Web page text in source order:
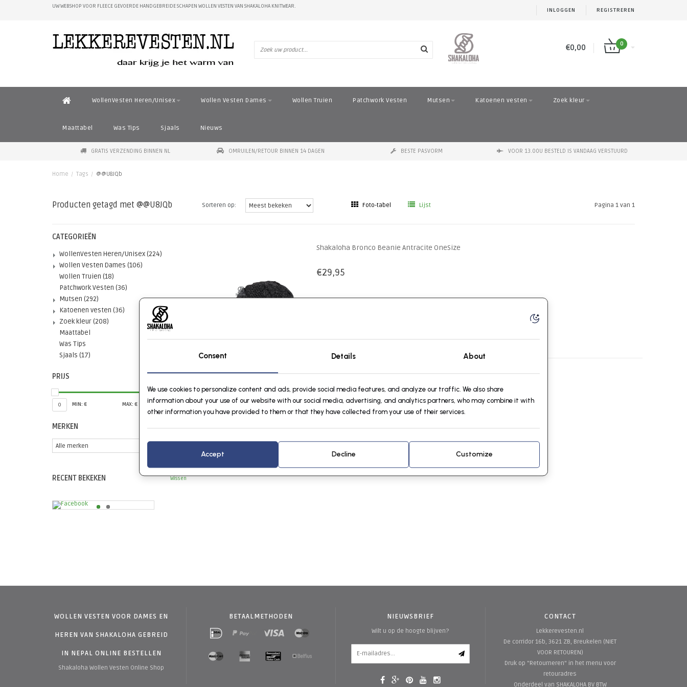
INLOGGEN REGISTREREN
UW WEBSHOP VOOR FLEECE GEVOERDE HANDGEBREIDE SCHAPEN WOLLEN VESTEN VAN SHAKALOHA KNITWEAR.
€0,00 0
WollenVesten Heren/Unisex Wollen Vesten Dames Wollen Truien Patchwork Vesten Mutsen Katoenen vesten Zoek kleur
Maattabel Was Tips Sjaals Nieuws
GRATIS VERZENDING BINNEN NL OMRUILEN/RETOUR BINNEN 14 DAGEN BESTE PASVORM VOOR 13.00U BESTELD IS VANDAAG VERSTUURD
Home / Tags / @@U8JQb
Producten getagd met @@U8JQb Sorteren op: Foto-tabel Lijst Pagina 1 van 1
CATEGORIEËN
WollenVesten Heren/Unisex(224)
Wollen Vesten Dames (106)
Wollen Truien (18)
Patchwork Vesten (36)
Mutsen (292)
Katoenen vesten (36)
Zoek kleur(208)
Maattabel
Was Tips
Sjaals (17)
PRIJS
0 MIN: € MAX: € 30
MERKEN
RECENT BEKEKEN Wissen
Shakaloha Bronco Beanie Antracite OneSize
€29,95
WOLLEN VESTEN VOOR DAMES EN
HEREN VAN SHAKALOHA GEBREID
IN NEPAL ONLINE BESTELLEN
Shakaloha Wollen Vesten Online Shop
BETAALMETHODEN NIEUWSBRIEF
Wilt u op de hoogte blijven?
CONTACT
Lekkerevesten.nl
De corridor 16b, 3621 ZB, Breukelen (NIET
VOOR RETOUREN)
Druk op "Retourneren" in het menu voor
retouradres
Onderdeel van SHAKALOHA BV BTW
Consent Details About
We use cookies to personalize content and ads, provide social media features, and analyze our traffic. We also share
information about your use of our website with our social media, advertising, and analytics partners, who may combine it with
other information you have provided to them or that they have collected from your use of their services.
Accept Decline Customize